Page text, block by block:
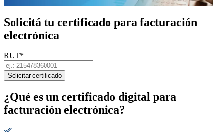
Solicitá tu certificado para facturación
electrónica
RUT*
Solicitar certificado
¿Qué es un certificado digital para
facturación electrónica?